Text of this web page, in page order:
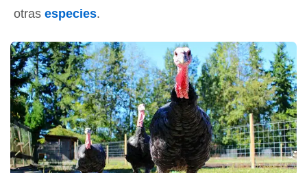
otras especies.